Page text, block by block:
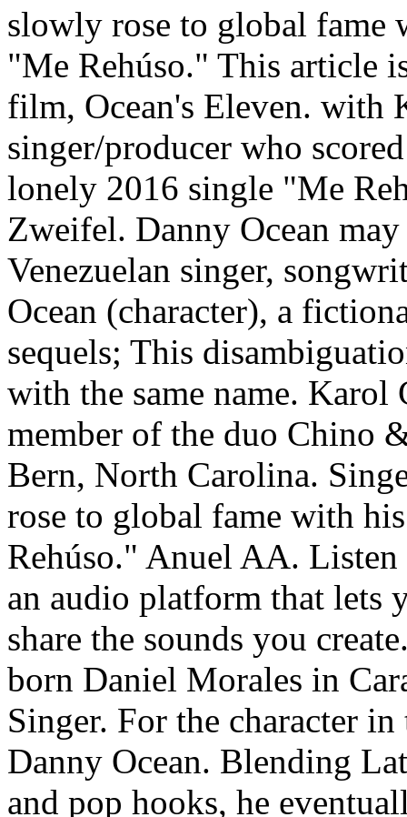
slowly rose to global fame
"Me Rehúso." This article
film, Ocean's Eleven. with
singer/producer who
lonely 2016 single "Me
Zweifel. Danny Ocean
Venezuelan singer,
Ocean (character), a
sequels; This
with the same name. Karol
member of the duo Chino
Bern, North Carolina.
rose to global fame with
Rehúso." Anuel AA.
an audio platform that lets
share the sounds you
born Daniel Morales in
Singer. For the character
Danny Ocean. Blending
and pop hooks, he